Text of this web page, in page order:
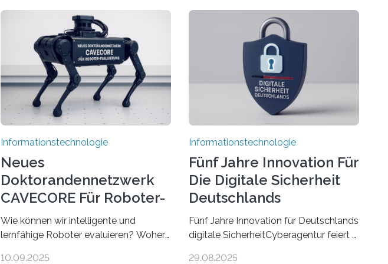
Informationstechnologie
Neues
Doktorandennetzwerk
CAVECORE Für Roboter-
Evaluierung
Wie können wir intelligente und
lernfähige Roboter evaluieren? Woher
10.09.2025
Informationstechnologie
Fünf Jahre Innovation Für
Die Digitale Sicherheit
Deutschlands
Fünf Jahre Innovation für Deutschlands
digitale SicherheitCyberagentur feiert 5.
29.08.2025